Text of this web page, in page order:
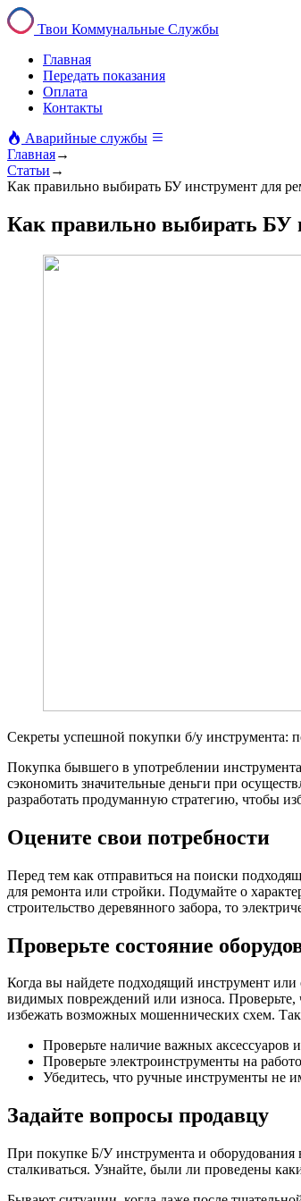
Твои Коммунальные Службы
Главная
Передать показания
Оплата
Контакты
Аварийные службы
Главная→
Статьи →
Как правильно выбирать БУ инструмент для
Как правильно выбирать БУ
Секреты успешной покупки б/у инструмента:
Покупка бывшего в употреблении
сэкономить значительные деньги при
разработать продуманную стратегию, чтобы
Оцените свои потребности
Перед тем как отправиться на поиски
для ремонта или стройки. Подумайте о
строительство деревянного забора, то
Проверьте состояние
Когда вы найдете подходящий инструмент или
видимых повреждений или износа.
избежать возможных мошеннических схем.
Проверьте наличие важных аксессуаров
Проверьте электроинструменты на
Убедитесь, что ручные инструменты не
Задайте вопросы продавцу
При покупке Б/У инструмента и
сталкиваться. Узнайте, были ли проведены